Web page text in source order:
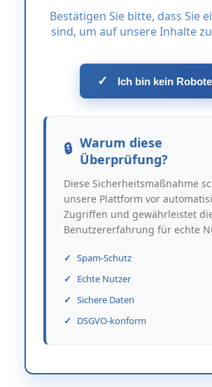
Bestätigen Sie bitte, dass Sie
sind, um auf unsere Inhalte
✓ Ich bin kein
Warum diese
Überprüfung?
Diese Sicherheitsmaßnahme
unsere Plattform vor
Zugriffen und gewährleistet
Benutzererfahrung für echte
Spam-Schutz
Echte Nutzer
Sichere Daten
DSGVO-konform